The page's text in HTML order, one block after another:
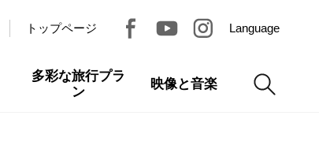
トップページ Language
多彩な旅行プラ
ン
映像と音楽